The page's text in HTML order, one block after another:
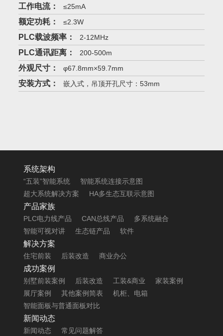
工作电流： ≤25mA
额定功耗： ≤2.3W
PLC载波频率： 2-12MHz
PLC通讯距离： 200-500m
外观尺寸： φ67.8mm×59.7mm
安装方式： 嵌入式，吊顶开孔尺寸：53mm
系统架构
“五装”智能系统
智能系统连接示意图
超大系统解决方案
HA多生态互联示意图
产品家族
PLC电力线产品 CAN总线产品
多系统融合
智能可视对讲
生态链产品 软件
解决方案
住宅前装 后装改造 商业办公
成功案例
别墅前装案例 后装改造 工装&商业
家装案例
展厅案例
其他案例简表
机柜、电箱
智能面板与普通面板对比
新闻动态
新闻动态 常见问题解答